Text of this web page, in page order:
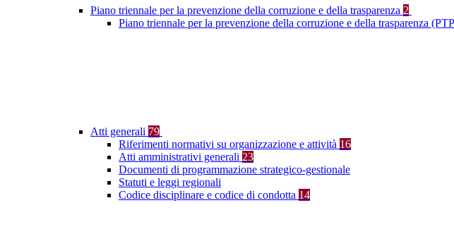
Piano triennale per la prevenzione della corruzione e della trasparenza 2
Piano triennale per la prevenzione della corruzione e della trasparenza
Atti generali 79
Riferimenti normativi su organizzazione e attività 16
Atti amministrativi generali 23
Documenti di programmazione strategico-gestionale
Statuti e leggi regionali
Codice disciplinare e codice di condotta 14